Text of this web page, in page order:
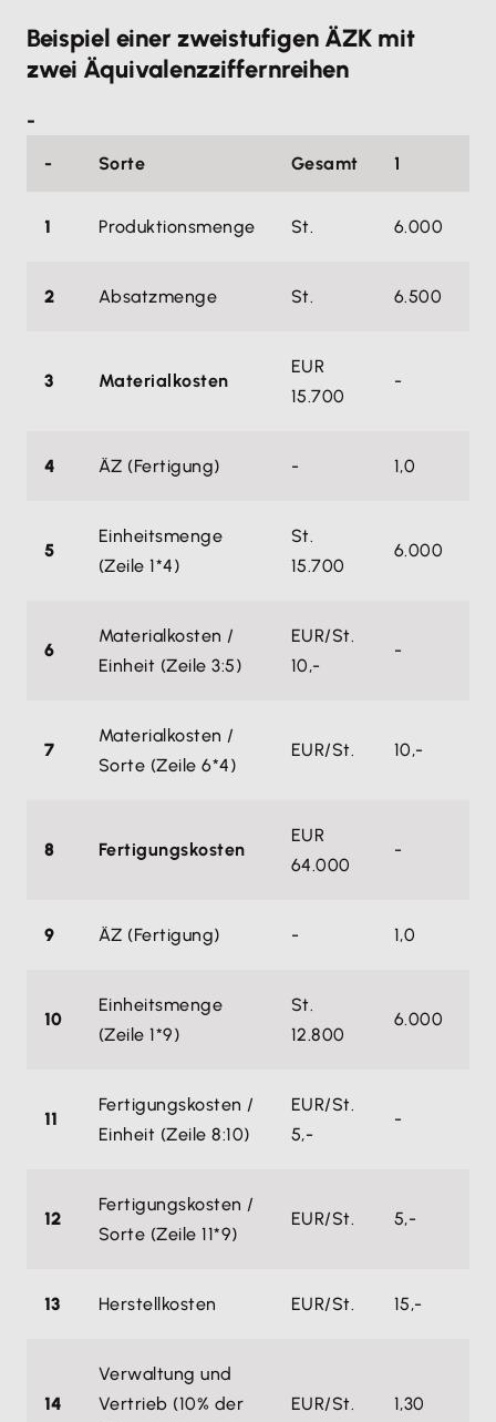
Beispiel einer zweistufigen ÄZK mit
zwei Äquivalenzziffernreihen
-
- Sorte Gesamt 1
1 Produktionsmenge St. 6.000
2 Absatzmenge St. 6.500
3 Materialkosten
EUR
15.700
-
4 ÄZ (Fertigung) - 1,0
5
Einheitsmenge
(Zeile 1*4)
St.
15.700
6.000
6
Materialkosten /
Einheit (Zeile 3:5)
EUR/St.
10,-
-
7
Materialkosten /
Sorte (Zeile 6*4)
EUR/St. 10,-
8 Fertigungskosten
EUR
64.000
-
9 ÄZ (Fertigung) - 1,0
10
Einheitsmenge
(Zeile 1*9)
St.
12.800
6.000
11
Fertigungskosten /
Einheit (Zeile 8:10)
EUR/St.
5,-
-
12
Fertigungskosten /
Sorte (Zeile 11*9)
EUR/St. 5,-
13 Herstellkosten EUR/St. 15,-
14
Verwaltung und
Vertrieb (10% der
EUR/St. 1,30